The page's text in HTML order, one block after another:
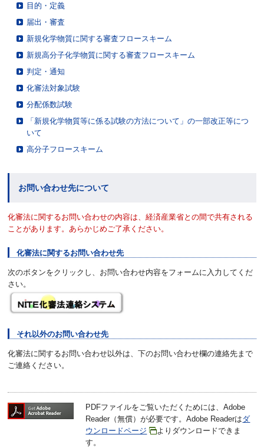
目的・定義
届出・審査
新規化学物質に関する審査フロースキーム
新規高分子化学物質に関する審査フロースキーム
判定・通知
化審法対象試験
分配係数試験
「新規化学物質等に係る試験の方法について」の一部改正等につ
いて
高分子フロースキーム
お問い合わせ先について
化審法に関するお問い合わせの内容は、経済産業省との間で共有される
ことがあります。あらかじめご了承ください。
化審法に関するお問い合わせ先
次のボタンをクリックし、お問い合わせ内容をフォームに入力してくだ
さい。
それ以外のお問い合わせ先
化審法に関するお問い合わせ以外は、下のお問い合わせ欄の連絡先まで
ご連絡ください。
PDFファイルをご覧いただくためには、Adobe
Reader（無償）が必要です。Adobe Readerはダ
ウンロードページ
よりダウンロードできま
す。